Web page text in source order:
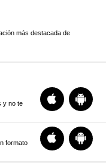
más destacada de
y no te
formato